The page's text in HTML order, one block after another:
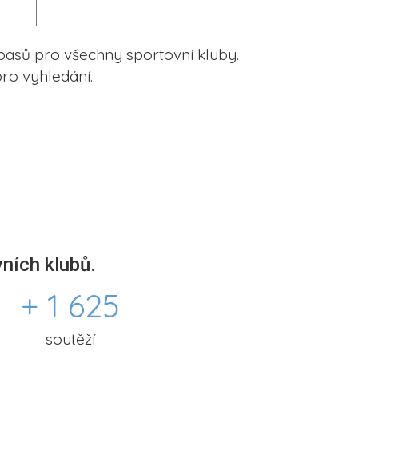
pro všechny sportovní kluby.
vyhledání.
klubů.
+ 1 625
soutěží